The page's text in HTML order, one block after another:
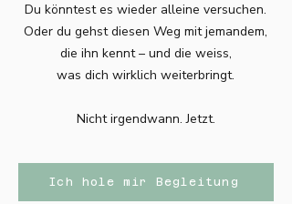
Du könntest es wieder alleine versuchen.
Oder du gehst diesen Weg mit jemandem,
die ihn kennt – und die weiss,
was dich wirklich weiterbringt.
Nicht irgendwann. Jetzt.
Ich hole mir Begleitung